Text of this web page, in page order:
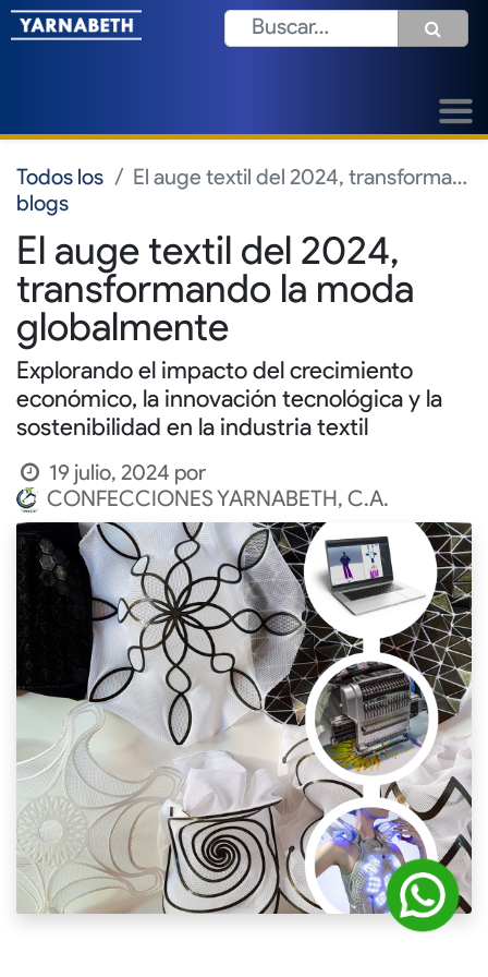
Todos los
blogs
El auge textil del 2024, transformando la moda globalmente
El auge textil del 2024,
transformando la moda
globalmente
Explorando el impacto del crecimiento
económico, la innovación tecnológica y la
sostenibilidad en la industria textil
19 julio, 2024 por
CONFECCIONES YARNABETH, C.A.